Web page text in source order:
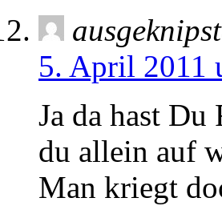
5. April 2011
Ja da hast Du
du allein auf
Man kriegt